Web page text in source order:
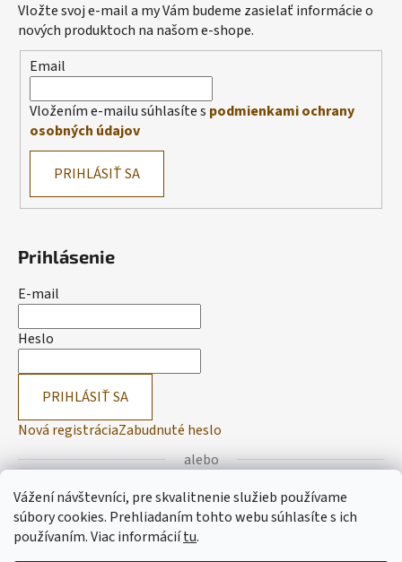
Vážení návštevníci, pre skvalitnenie služieb používame
súbory cookies. Prehliadaním tohto webu súhlasíte s ich
používaním.Viac informáciítu.
Vložte svoj e-mail a my Vám budeme zasielať informácie o
nových produktoch na našom e-shope.
Email
Vložením e-mailu súhlasíte s podmienkami ochrany
osobných údajov
PRIHLÁSIŤ SA
Prihlásenie
E-mail
Heslo
PRIHLÁSIŤ SA
Nová registráciaZabudnuté heslo
alebo
Prihlásiť sa cez Facebook
Prihlásiť sa cez Google